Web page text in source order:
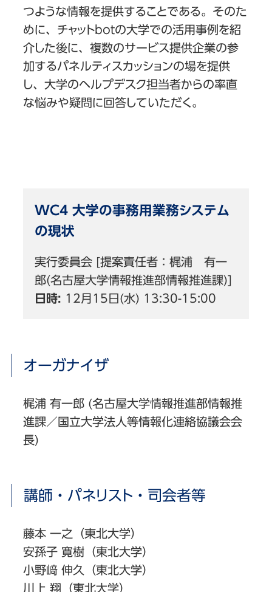
つような情報を提供することである。そのた
めに、チャットbotの大学での活用事例を紹
介した後に、複数のサービス提供企業の参
加するパネルティスカッションの場を提供
し、大学のヘルプデスク担当者からの率直
な悩みや疑問に回答していただく。
WC4 大学の事務用業務システム
の現状
実行委員会 [提案責任者：梶浦 有一
郎(名古屋大学情報推進部情報推進課)]
日時: 12月15日(水) 13:30-15:00
オーガナイザ
梶浦 有一郎 (名古屋大学情報推進部情報推
進課／国立大学法人等情報化連絡協議会会
長)
講師・パネリスト・司会者等
藤本 一之（東北大学）
安孫子 寛樹（東北大学）
小野﨑 伸久（東北大学）
川上 翔（東北大学）